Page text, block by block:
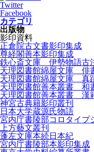
Twitter
Facebook
カテゴリ
出版物
影印資料
正倉院古文書影印集成
尊経閣善本影印集成
鉄心斎文庫 伊勢物語古
天理図書館綿屋文庫 俳
天理図書館綿屋文庫 真
天理図書館善本叢書 和
天理図書館善本叢書 漢
神宮古典籍影印叢刊
日本大学蔵源氏物語
宮内庁書陵部コロタイプ
上方藝文叢刊
蓬左文庫本続日本紀
宮内庁書陵部本影印集成